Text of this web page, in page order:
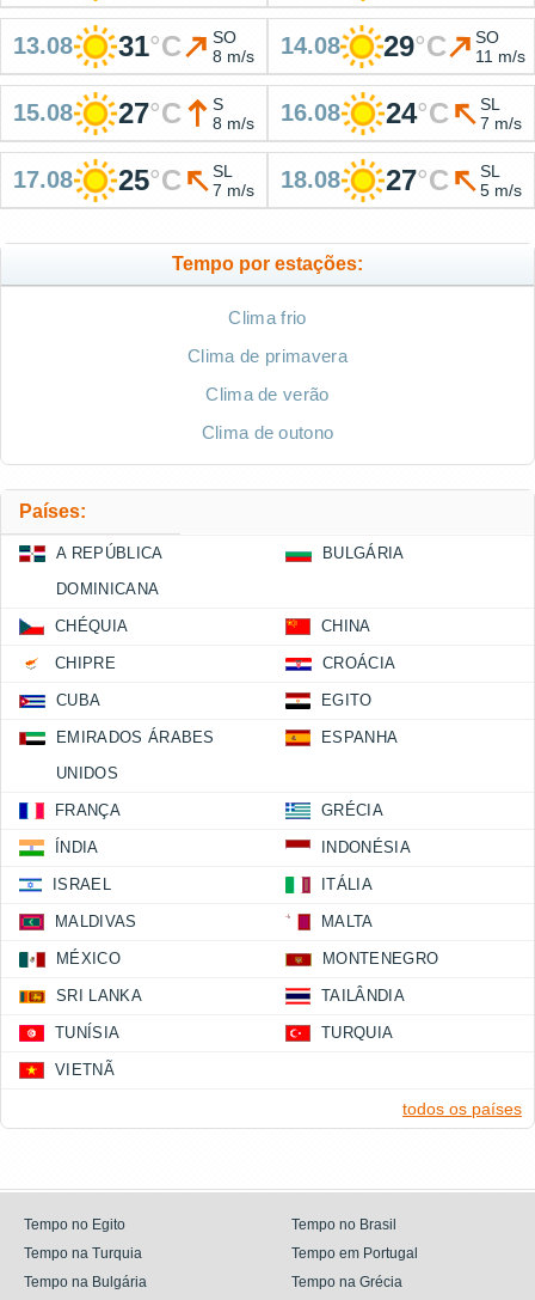
13.08 31°C
SO
8 m/s
14.08 29°C
SO
11 m/s
15.08 27°C
S
8 m/s
16.08 24°C
SL
7 m/s
17.08 25°C
SL
7 m/s
18.08 27°C
SL
5 m/s
Tempo por estações:
Clima frio
Clima de primavera
Clima de verão
Clima de outono
Países:
A REPÚBLICA
DOMINICANA
BULGÁRIA
CHÉQUIA CHINA
CHIPRE CROÁCIA
CUBA EGITO
EMIRADOS ÁRABES
UNIDOS
ESPANHA
FRANÇA GRÉCIA
ÍNDIA INDONÉSIA
ISRAEL ITÁLIA
MALDIVAS MALTA
MÉXICO MONTENEGRO
SRI LANKA TAILÂNDIA
TUNÍSIA TURQUIA
VIETNÃ
todos os países
Tempo no Egito
Tempo no Brasil
Tempo na Turquia
Tempo em Portugal
Tempo na Bulgária
Tempo na Grécia